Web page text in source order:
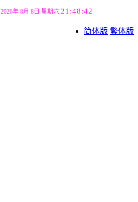
2026年 8月 8日 星期六 21:48:43
简体版 繁体版